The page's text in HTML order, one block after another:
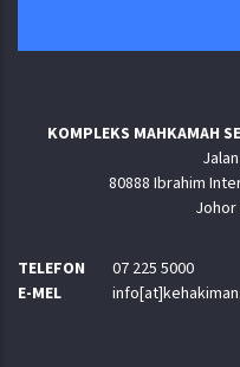
KOMPLEKS MAHKAMAH
80888 Ibrahim
Johor
TELEFON
07 225 5000
E-MEL